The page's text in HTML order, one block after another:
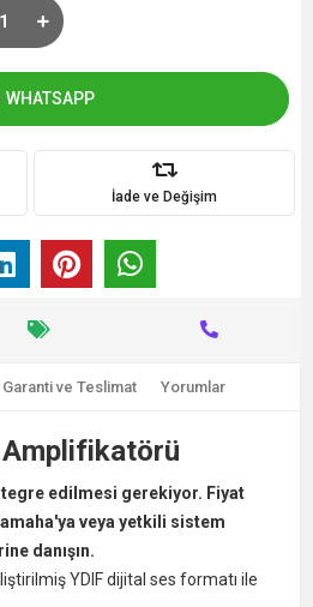
WHATSAPP
İade ve Değişim
Garanti ve Teslimat Yorumlar
Amplifikatörü
edilmesi gerekiyor. Fiyat
veya yetkili sistem
danışın.
YDIF dijital ses formatı ile